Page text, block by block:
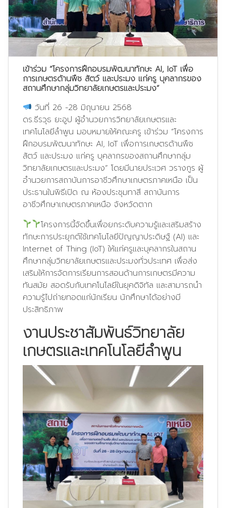
เข้าร่วม “โครงการฝึกอบรมพัฒนาทักษะ AI, IoT เพื่อ
การเกษตรด้านพืช สัตว์ และประมง แก่ครู บุคลากรของ
สถานศึกษากลุ่มวิทยาลัยเกษตรและประมง”
วันที่ 26 -28 มิถุนายน 2568
ดร.ธีรวุธ ยะอูป ผู้อำนวยการวิทยาลัยเกษตรและ
เทคโนโลยีลำพูน มอบหมายให้คณะครู เข้าร่วม “โครงการ
ฝึกอบรมพัฒนาทักษะ AI, IoT เพื่อการเกษตรด้านพืช
สัตว์ และประมง แก่ครู บุคลากรของสถานศึกษากลุ่ม
วิทยาลัยเกษตรและประมง” โดยมีนายประเวศ วรางกูร ผู้
อำนวยการสถาบันการอาชีวศึกษาเกษตรภาคเหนือ เป็น
ประธานในพิธีเปิด ณ ห้องประชุมทาสี สถาบันการ
อาชีวศึกษาเกษตรภาคเหนือ จังหวัดตาก
โครงการนี้จัดขึ้นเพื่อยกระดับความรู้และเสริมสร้าง
ทักษะการประยุกต์ใช้เทคโนโลยีปัญญาประดิษฐ์ (AI) และ
Internet of Thing (IoT) ให้แก่ครูและบุคลากรในสถาน
ศึกษากลุ่มวิทยาลัยเกษตรและประมงทั่วประเทศ เพื่อส่ง
เสริมให้การจัดการเรียนการสอนด้านการเกษตรมีความ
ทันสมัย สอดรับกับเทคโนโลยีในยุคดิจิทัล และสามารถนำ
ความรู้ไปถ่ายทอดแก่นักเรียน นักศึกษาได้อย่างมี
ประสิทธิภาพ
งานประชาสัมพันธ์วิทยาลัย
เกษตรและเทคโนโลยีลำพูน